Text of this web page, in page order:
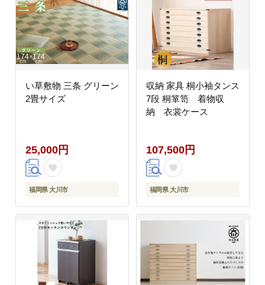
い草敷物 三条 グリーン
2畳サイズ
25,000円
福岡県 大川市
収納 家具 桐小袖タンス
7段 桐箪笥 着物収
納 衣裳ケース
107,500円
福岡県 大川市